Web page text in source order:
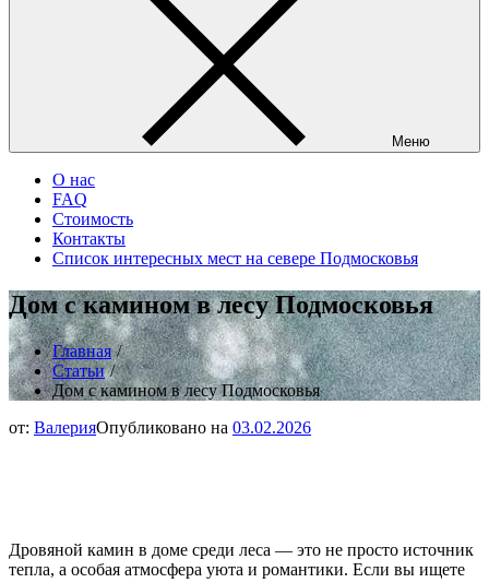
Меню
О нас
FAQ
Стоимость
Контакты
Список интересных мест на севере Подмосковья
Дом с камином в лесу Подмосковья
Главная
Статьи
Дом с камином в лесу Подмосковья
от: ВалерияОпубликовано на 03.02.2026
Дровяной камин в доме среди леса — это не просто источник
тепла, а особая атмосфера уюта и романтики. Если вы ищете